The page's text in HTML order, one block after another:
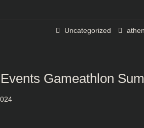
Uncategorized
Gameathlon